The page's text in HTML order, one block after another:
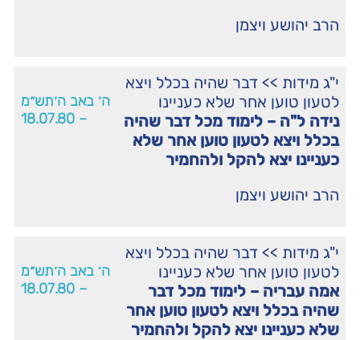
הרב יהושע ויצמן
י"ג מידות >> דבר שהיה בכלל ויצא
לטעון טוען אחר שלא כעניינו
נידה ל"ה – לימוד מכל דבר שהיה
בכלל ויצא לטעון טוען אחר שלא
כעניינו יצא להקל ולהחמיר
הרב יהושע ויצמן
ה׳ באב ה׳תש״מ
– 18.07.80
י"ג מידות >> דבר שהיה בכלל ויצא
לטעון טוען אחר שלא כעניינו
אמה עבריה – לימוד מכל דבר
שהיה בכלל ויצא לטעון טוען אחר
שלא כעניינו יצא להקל ולהחמיר
ה׳ באב ה׳תש״מ
– 18.07.80